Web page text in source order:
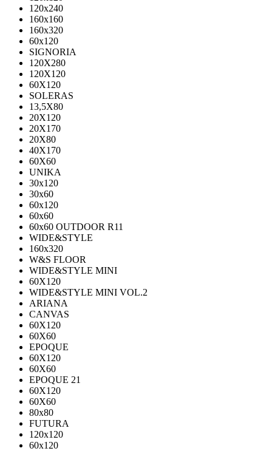
120x240
160x160
160x320
60x120
SIGNORIA
120X280
120Х120
60X120
SOLERAS
13,5Х80
20Х120
20Х170
20Х80
40Х170
60Х60
UNIKA
30х120
30х60
60х120
60х60
60х60 OUTDOOR R11
WIDE&STYLE
160x320
W&S FLOOR
WIDE&STYLE MINI
60X120
WIDE&STYLE MINI VOL.2
ARIANA
CANVAS
60Х120
60Х60
EPOQUE
60X120
60X60
EPOQUE 21
60X120
60X60
80х80
FUTURA
120х120
60х120